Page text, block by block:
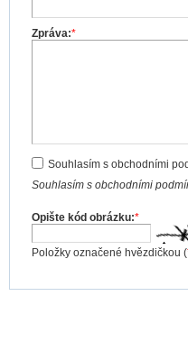
Zpráva:*
Souhlasím s obchodními
Souhlasím s obchodními
Opište kód obrázku:*
Položky označené hvězdičkou (